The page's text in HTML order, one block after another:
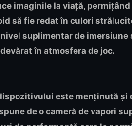
imaginile la viață,
să fie redat în culori
suplimentar de
în atmosfera de joc.
este menținută și
de o cameră de vapori